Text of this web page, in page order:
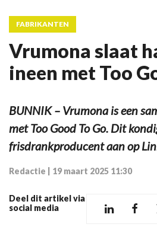
FABRIKANTEN
Vrumona slaat
ineen met Too
BUNNIK – Vrumona is een
met Too Good To Go. Dit
frisdrankproducent aan op
Redactie 19 maart 2025 11:30
Deel dit artikel via
social media